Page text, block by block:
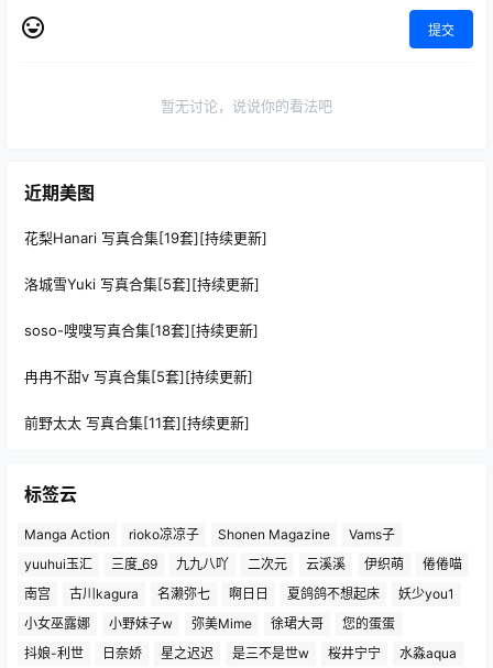
提交
暂无讨论，说说你的看法吧
近期美图
花梨Hanari 写真合集[19套][持续更新]
洛城雪Yuki 写真合集[5套][持续更新]
soso-嗖嗖写真合集[18套][持续更新]
冉冉不甜v 写真合集[5套][持续更新]
前野太太 写真合集[11套][持续更新]
标签云
Manga Action rioko凉凉子 Shonen Magazine
Vams子
yuuhui玉汇
三度_69 九九八吖 二次元 云溪溪 伊织萌
倦倦喵
南宫
古川kagura 名濑弥七 啊日日 夏鸽鸽不想起床
妖少you1
小女巫露娜
小野妹子w 弥美Mime 徐珺大哥
您的蛋蛋
抖娘-利世
日奈娇 星之迟迟 是三不是世w 桜井宁宁 水淼aqua